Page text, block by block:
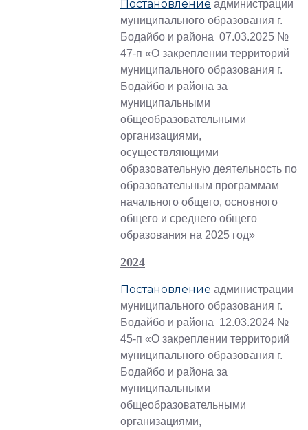
Постановление администрации
муниципального образования г.
Бодайбо и района 07.03.2025 №
47-п «О закреплении территорий
муниципального образования г.
Бодайбо и района за
муниципальными
общеобразовательными
организациями,
осуществляющими
образовательную деятельность по
образовательным программам
начального общего, основного
общего и среднего общего
образования на 2025 год»
2024
Постановление администрации
муниципального образования г.
Бодайбо и района 12.03.2024 №
45-п «О закреплении территорий
муниципального образования г.
Бодайбо и района за
муниципальными
общеобразовательными
организациями,